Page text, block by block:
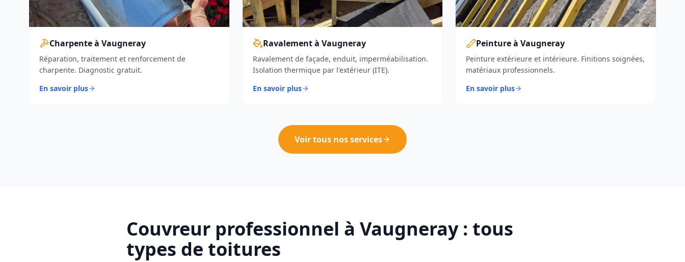
Charpente à Vaugneray
Réparation, traitement et renforcement de
charpente. Diagnostic gratuit.
En savoir plus
Ravalement à Vaugneray
Ravalement de façade, enduit, imperméabilisation.
Isolation thermique par l'extérieur (ITE).
En savoir plus
Peinture à Vaugneray
Peinture extérieure et intérieure. Finitions soignées,
matériaux professionnels.
En savoir plus
Voir tous nos services
Couvreur professionnel à Vaugneray: tous
types de toitures